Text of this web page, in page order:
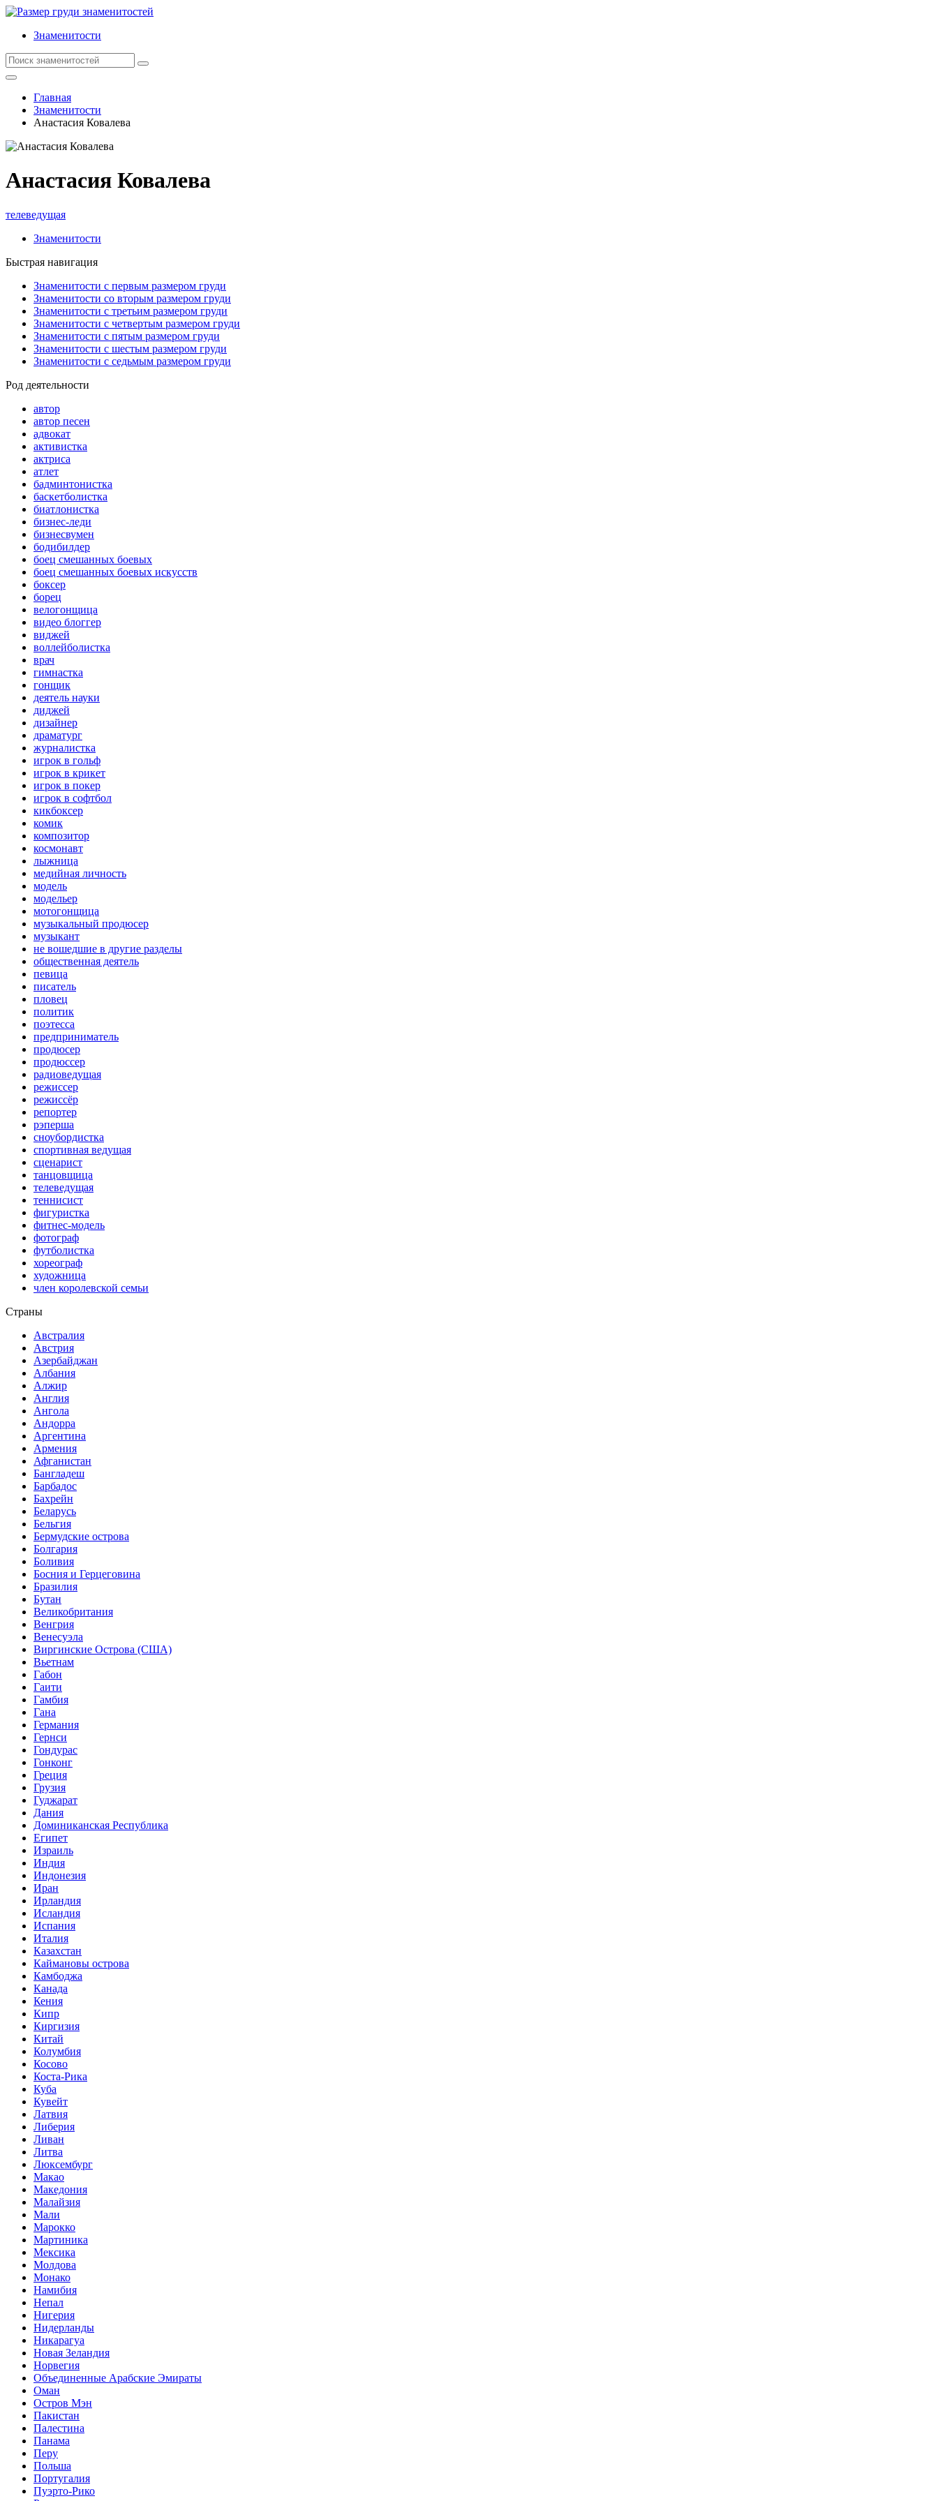
Знаменитости
Главная
Знаменитости
Анастасия Ковалева
Анастасия Ковалева
телеведущая
Знаменитости
Быстрая навигация
Знаменитости с первым размером груди
Знаменитости со вторым размером груди
Знаменитости с третьим размером груди
Знаменитости с четвертым размером груди
Знаменитости с пятым размером груди
Знаменитости с шестым размером груди
Знаменитости с седьмым размером груди
Род деятельности
автор
автор песен
адвокат
активистка
актриса
атлет
бадминтонистка
баскетболистка
биатлонистка
бизнес-леди
бизнесвумен
бодибилдер
боец смешанных боевых
боец смешанных боевых искусств
боксер
борец
велогонщица
видео блоггер
виджей
воллейболистка
врач
гимнастка
гонщик
деятель науки
диджей
дизайнер
драматург
журналистка
игрок в гольф
игрок в крикет
игрок в покер
игрок в софтбол
кикбоксер
комик
композитор
космонавт
лыжница
медийная личность
модель
модельер
мотогонщица
музыкальный продюсер
музыкант
не вошедшие в другие разделы
общественная деятель
певица
писатель
пловец
политик
поэтесса
предприниматель
продюсер
продюссер
радиоведущая
режиссер
режиссёр
репортер
рэперша
сноубордистка
спортивная ведущая
сценарист
танцовщица
телеведущая
теннисист
фигуристка
фитнес-модель
фотограф
футболистка
хореограф
художница
член королевской семьи
Страны
Австралия
Австрия
Азербайджан
Албания
Алжир
Англия
Ангола
Андорра
Аргентина
Армения
Афганистан
Бангладеш
Барбадос
Бахрейн
Беларусь
Бельгия
Бермудские острова
Болгария
Боливия
Босния и Герцеговина
Бразилия
Бутан
Великобритания
Венгрия
Венесуэла
Виргинские Острова (США)
Вьетнам
Габон
Гаити
Гамбия
Гана
Германия
Гернси
Гондурас
Гонконг
Греция
Грузия
Гуджарат
Дания
Доминиканская Республика
Египет
Израиль
Индия
Индонезия
Иран
Ирландия
Исландия
Испания
Италия
Казахстан
Каймановы острова
Камбоджа
Канада
Кения
Кипр
Киргизия
Китай
Колумбия
Косово
Коста-Рика
Куба
Кувейт
Латвия
Либерия
Ливан
Литва
Люксембург
Макао
Македония
Малайзия
Мали
Марокко
Мартиника
Мексика
Молдова
Монако
Намибия
Непал
Нигерия
Нидерланды
Никарагуа
Новая Зеландия
Норвегия
Объединенные Арабские Эмираты
Оман
Остров Мэн
Пакистан
Палестина
Панама
Перу
Польша
Португалия
Пуэрто-Рико